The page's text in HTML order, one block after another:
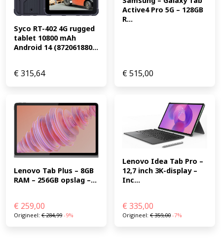
scherm op de iPad, bieden een geweldige video-
kijkervaring. Milieu De iPad Pro is zo ontworpen dat ze
een minimale impact op het milieu hebben. De iPad Pro
voldoet aan de strenge Apple normen voor
energiezuinigheid en zijn vrij van kwik, broomhoudende
vernieuwde verpakking is het plastic omhulsel niet meer
plastic in de verpakkingen. (EAN: 0195950068931)
Syco RT-402 4G rugged
tablet 10800 mAh
Android 14 (872061880...
€315,64
Active4 Pro 5G – 128GB
R...
€515,00
Lenovo Tab Plus – 8GB
RAM – 256GB opslag –...
€ 259,00
Origineel: €284,99 -9%
Lenovo Idea Tab Pro –
12,7 inch 3K-display –
Inc...
€ 335,00
Origineel: €359,00 -7%